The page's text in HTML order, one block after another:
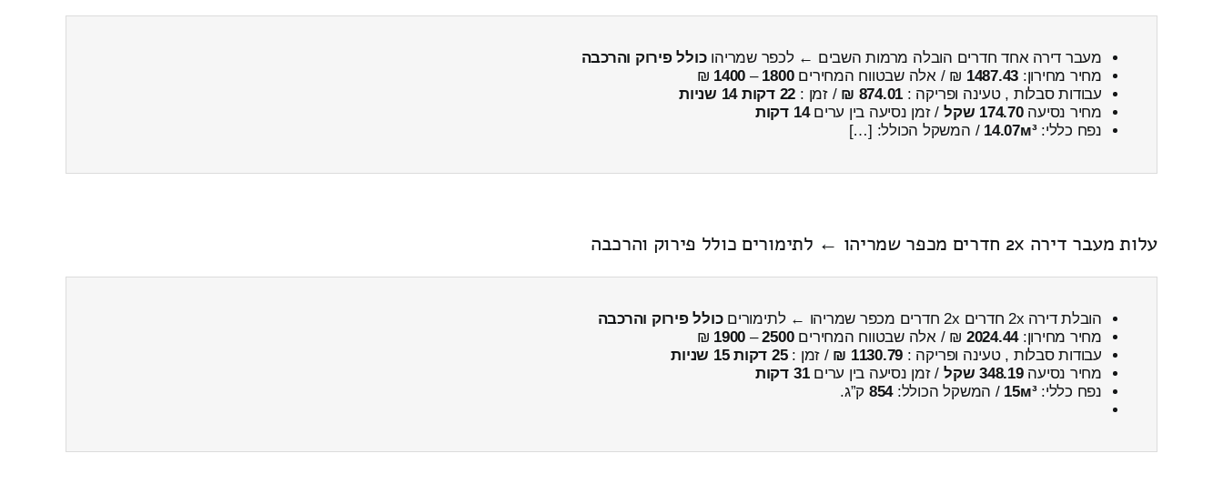
מעבר דירה אחד חדרים הובלה מרמות השבים ← לכפר שמריהוכולל פירוק והרכבה
מחיר מחירון: 1487.43 ₪ / אלה שבטווח המחירים1800
–
1400
₪
עבודות סבלות , טעינה ופריקה : 874.01 ₪ / זמן : 22 דקות 14 שניות
מחיר נסיעה174.70 שקל / זמן נסיעה בין ערים14 דקות
נפח כללי:14.07м³ / המשקל הכולל: […]
עלות מעבר דירה 2x חדרים מכפר שמריהו ← לתימורים כולל פירוק והרכבה
הובלת דירה 2x חדרים 2x חדרים מכפר שמריהו ← לתימורים
כולל פירוק והרכבה
מחיר מחירון:2024.44 ₪ / אלה שבטווח המחירים2500
–
1900
₪
עבודות סבלות , טעינה ופריקה : 1130.79 ₪ / זמן :25 דקות 15 שניות
מחיר נסיעה348.19 שקל / זמן נסיעה בין ערים31 דקות
נפח כללי:15м³ / המשקל הכולל:854 ק”ג.